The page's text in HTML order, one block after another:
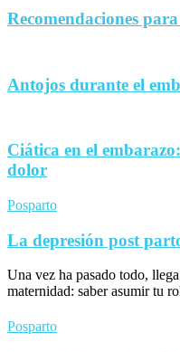
Recomendaciones
Antojos durante el
Ciática en el
dolor
Posparto
La depresión post
Una vez ha pasado todo,
maternidad: saber asumir tu
Posparto